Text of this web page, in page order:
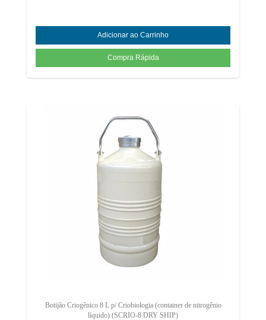
Botijão Criogênico 8 L p/ Criobiologia (container de nitrogênio
líquido) (SCRIO-8 DRY SHIP)